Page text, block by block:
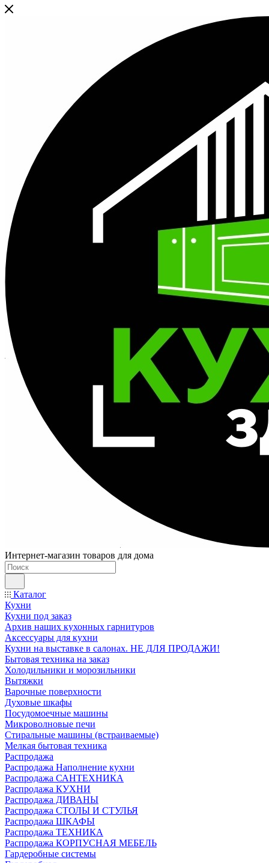
Интернет-магазин товаров для дома
Каталог
Кухни
Кухни под заказ
Архив наших кухонных гарнитуров
Аксессуары для кухни
Кухни на выставке в салонах. НЕ ДЛЯ ПРОДАЖИ!
Бытовая техника на заказ
Холодильники и морозильники
Вытяжки
Варочные поверхности
Духовые шкафы
Посудомоечные машины
Микроволновые печи
Стиральные машины (встраиваемые)
Мелкая бытовая техника
Распродажа
Распродажа Наполнение кухни
Распродажа САНТЕХНИКА
Распродажа КУХНИ
Распродажа ДИВАНЫ
Распродажа СТОЛЫ И СТУЛЬЯ
Распродажа ШКАФЫ
Распродажа ТЕХНИКА
Распродажа КОРПУСНАЯ МЕБЕЛЬ
Гардеробные системы